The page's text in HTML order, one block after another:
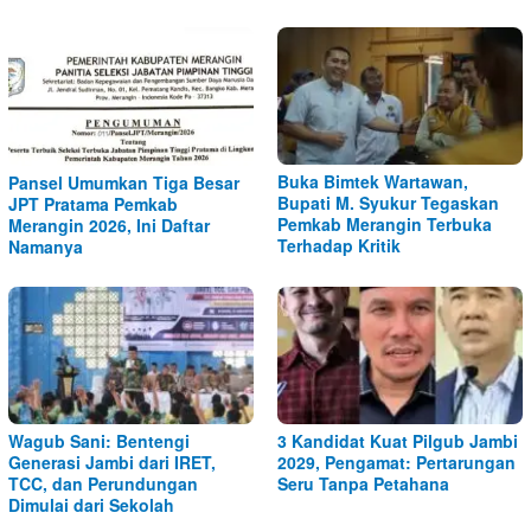
Pansel Umumkan Tiga Besar
JPT Pratama Pemkab
Merangin 2026, Ini Daftar
Namanya
Buka Bimtek Wartawan,
Bupati M. Syukur Tegaskan
Pemkab Merangin Terbuka
Terhadap Kritik
Wagub Sani: Bentengi
Generasi Jambi dari IRET,
TCC, dan Perundungan
Dimulai dari Sekolah
3 Kandidat Kuat Pilgub Jambi
2029, Pengamat: Pertarungan
Seru Tanpa Petahana